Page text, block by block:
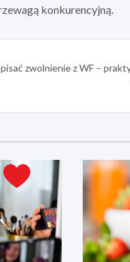
konkurencyjną.
zwolnienie z WF –